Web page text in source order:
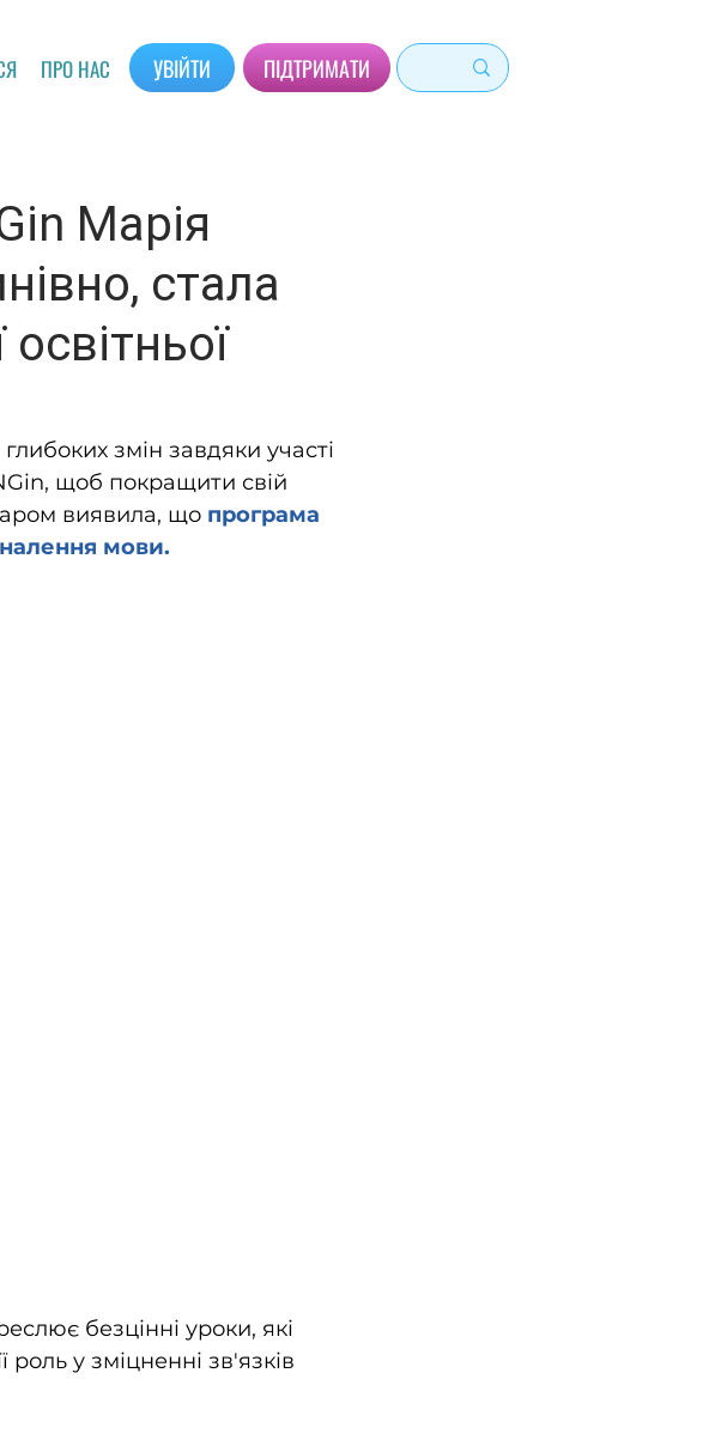
ПРО НАС УВІЙТИ ПІДТРИМАТИ
Марія
стала
глибоких змін завдяки участі
щоб покращити свій
виявила, що програма
мови.
безцінні уроки, які
роль у зміцненні зв'язків